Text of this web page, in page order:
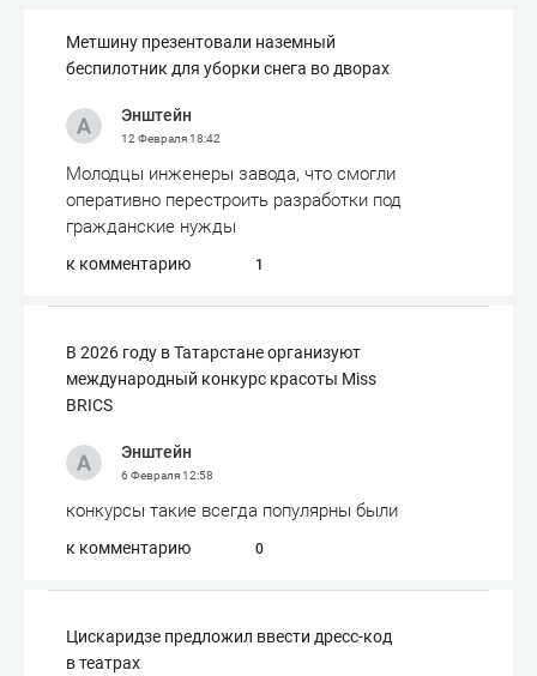
Метшину презентовали наземный
беспилотник для уборки снега во дворах
Энштейн
12 Февраля18:42
Молодцы инженеры завода, что смогли
оперативно перестроить разработки под
гражданские нужды
к комментарию 1
В 2026 году в Татарстане организуют
международный конкурс красоты Miss
BRICS
Энштейн
6 Февраля12:58
конкурсы такие всегда популярны были
к комментарию 0
Цискаридзе предложил ввести дресс-код
в театрах